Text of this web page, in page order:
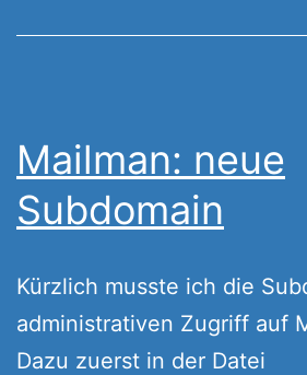
Mailman: neue
Subdomain
Kürzlich musste ich die
administrativen Zugriff auf
Dazu zuerst in der Datei